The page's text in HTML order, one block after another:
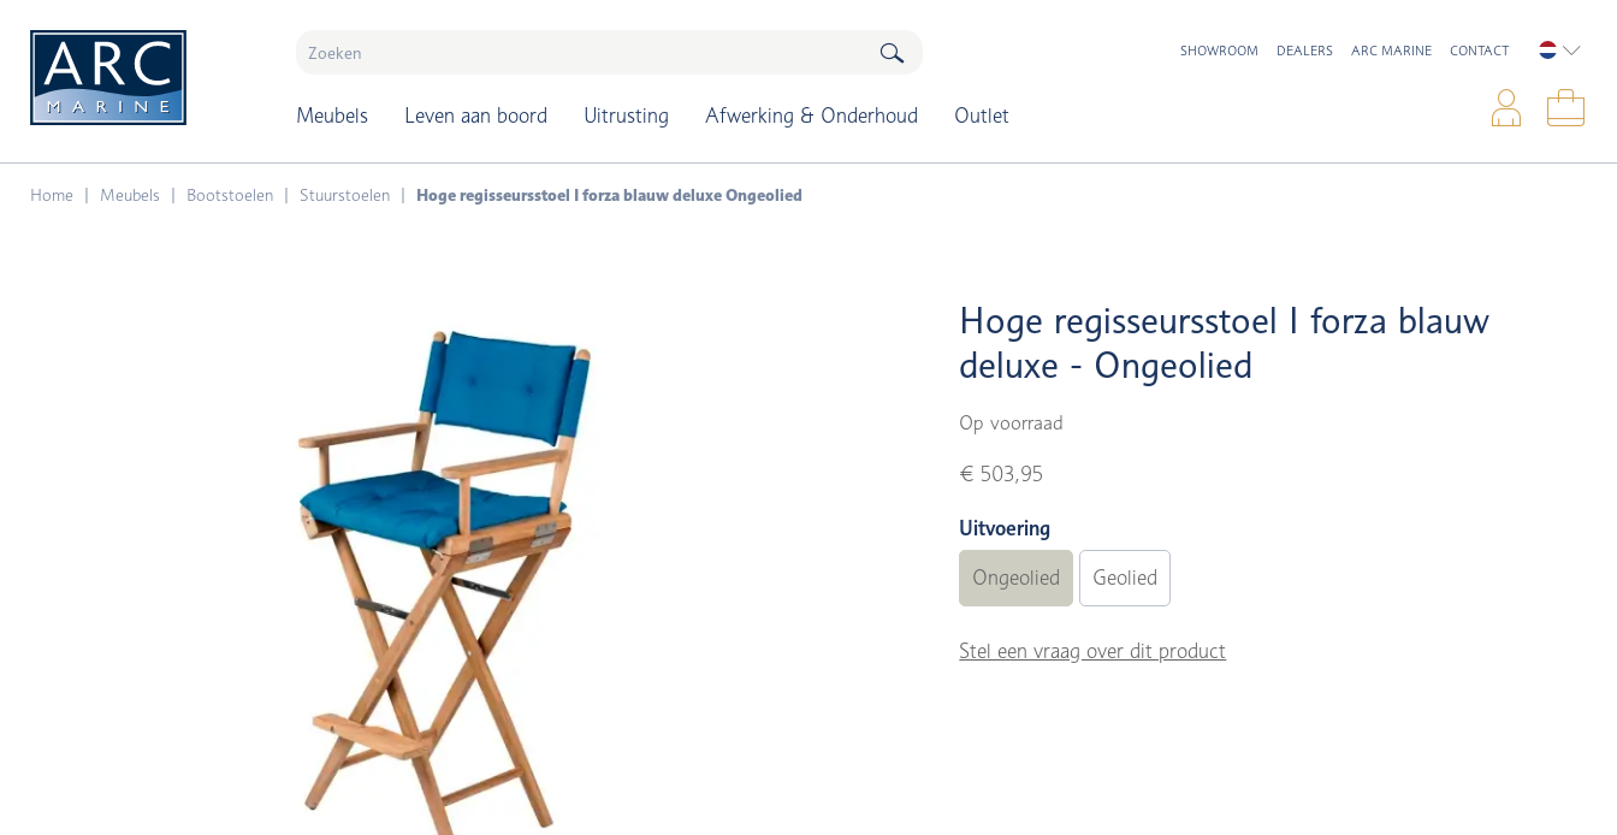
Meubels Leven aan boord Uitrusting Afwerking & Onderhoud Outlet
SHOWROOM DEALERS ARC MARINE CONTACT
Home Meubels Bootstoelen Stuurstoelen Hoge regisseursstoel I forza blauw deluxe Ongeolied
Hoge regisseursstoel I forza blauw
deluxe - Ongeolied
Op voorraad
€ 503,95
Uitvoering
Ongeolied Geolied
Stel een vraag over dit product